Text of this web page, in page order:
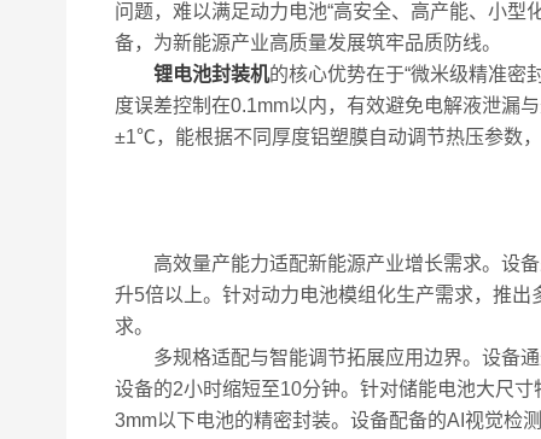
问题，难以满足动力电池“高安全、高产能、小型
备，为新能源产业高质量发展筑牢品质防线。
锂电池封装机的核心优势在于“微米级精准密
度误差控制在0.1mm以内，有效避免电解液泄漏
±1℃，能根据不同厚度铝塑膜自动调节热压参数
高效量产能力适配新能源产业增长需求。设备
升5倍以上。针对动力电池模组化生产需求，推
求。
多规格适配与智能调节拓展应用边界。设备通
设备的2小时缩短至10分钟。针对储能电池大尺
3mm以下电池的精密封装。设备配备的AI视觉检